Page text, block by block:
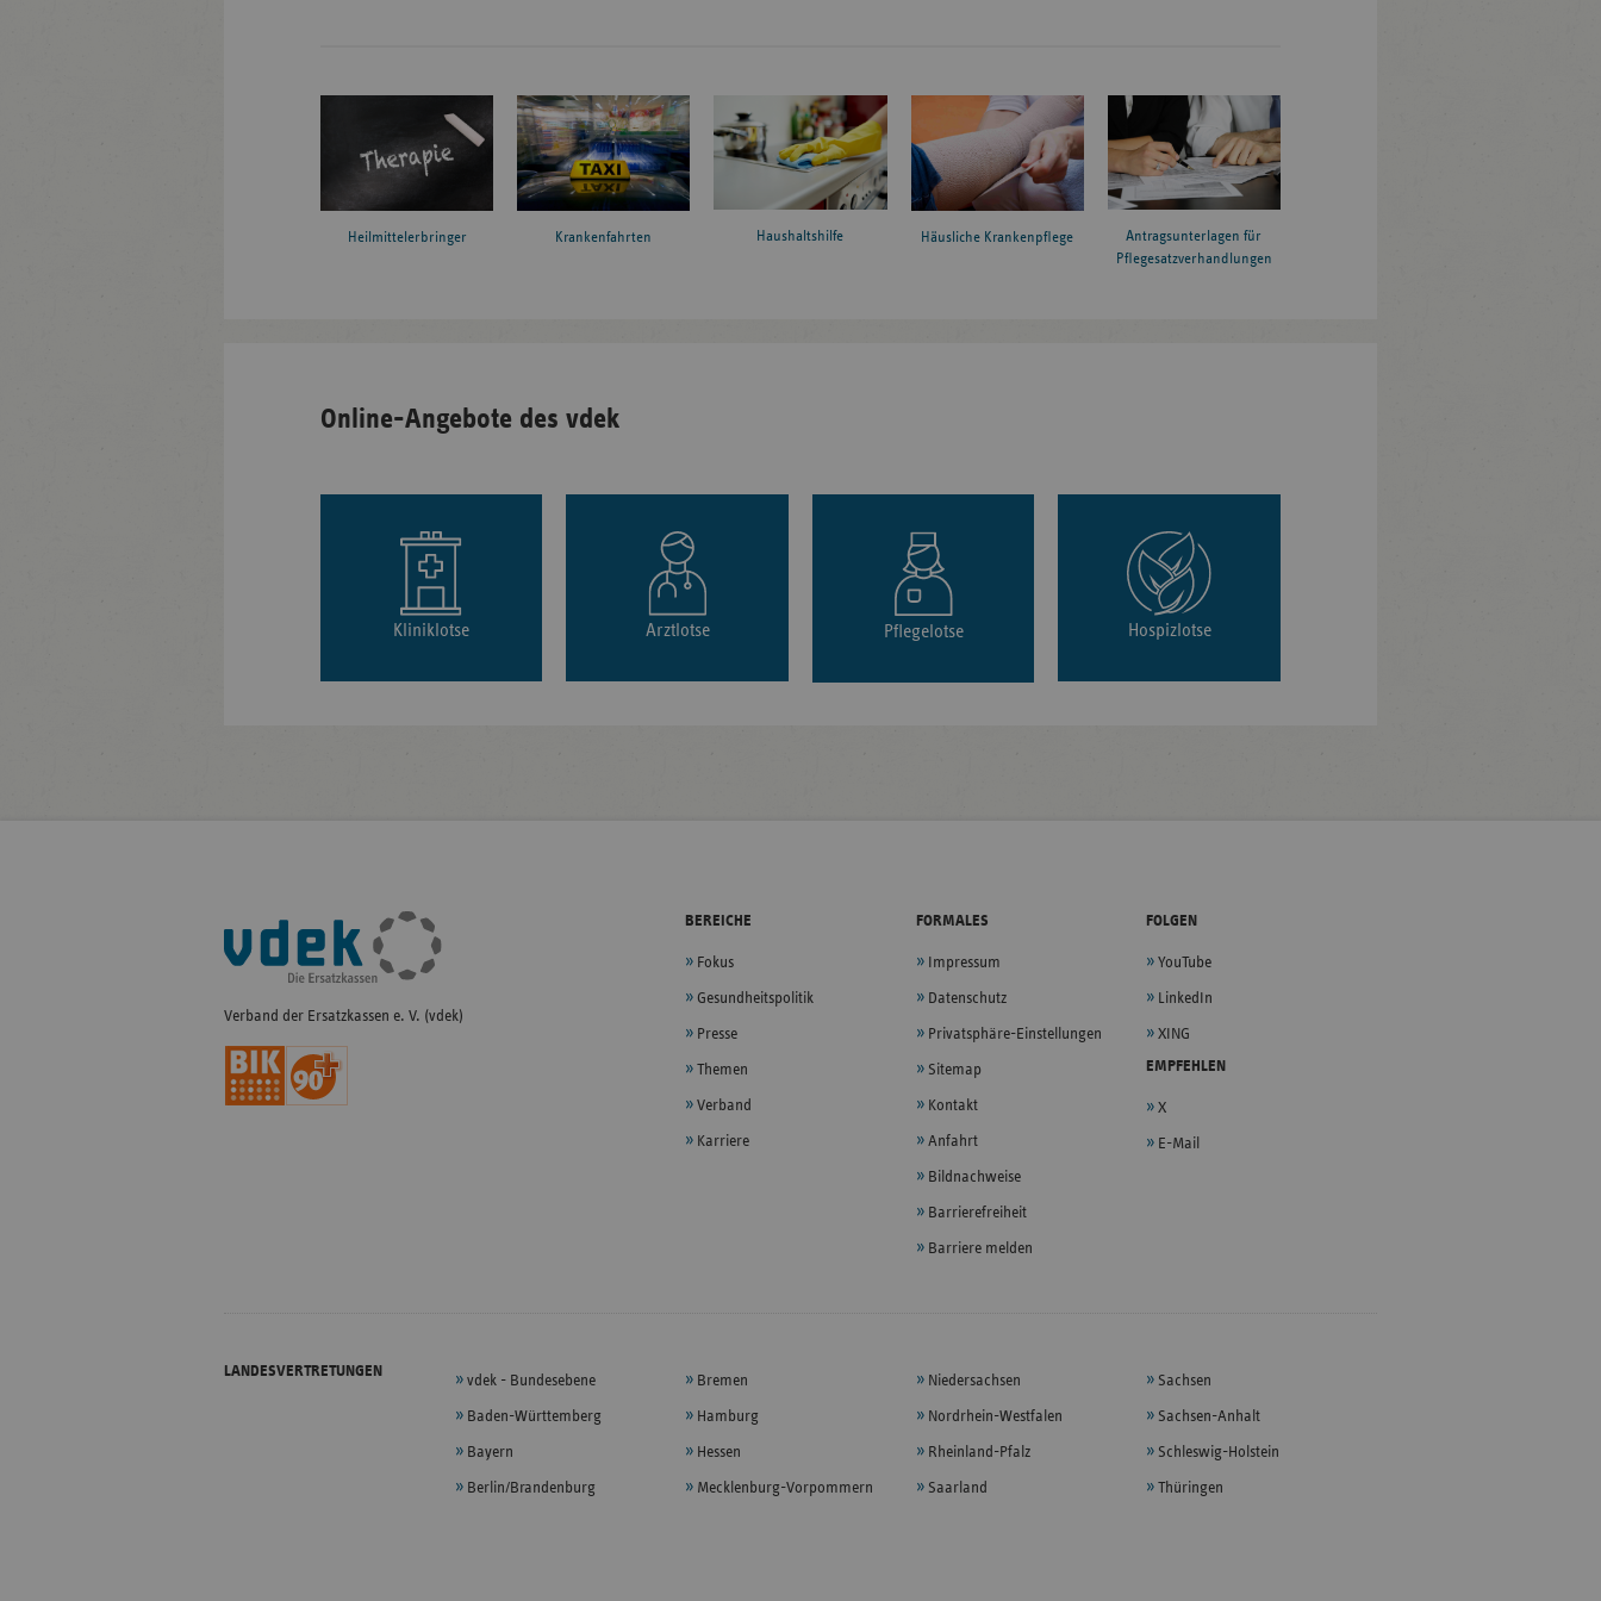
Heilmittelerbringer Krankenfahrten Haushaltshilfe Häusliche Krankenpflege
Antragsunterlagen für
Pflegesatzverhandlungen
Online-Angebote des vdek
Kliniklotse Arztlotse Pflegelotse Hospizlotse
Fußleisten-
Navigation
Verband der Ersatzkassen e. V. (vdek)
BEREICHE
Fokus
Gesundheitspolitik
Presse
Themen
Verband
Karriere
FORMALES
Impressum
Datenschutz
Privatsphäre-Einstellungen
Sitemap
Kontakt
Anfahrt
Bildnachweise
Barrierefreiheit
Barriere melden
FOLGEN
YouTube
LinkedIn
XING
EMPFEHLEN
X
E-Mail
LANDESVERTRETUNGEN
vdek - Bundesebene
Baden-Württemberg
Bayern
Berlin/Brandenburg
Bremen
Hamburg
Hessen
Mecklenburg-Vorpommern
Niedersachsen
Nordrhein-Westfalen
Rheinland-Pfalz
Saarland
Sachsen
Sachsen-Anhalt
Schleswig-Holstein
Thüringen